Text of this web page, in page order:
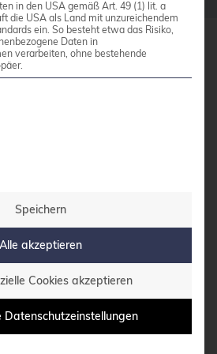
Party
9174200
AUFNEHMEN
in den USA gemäß Art. 49 (1) lit. a
die USA als Land mit unzureichendem
ein. So besteht etwa das Risiko,
Daten in
verarbeiten, ohne bestehende
der Service-Gruppen, für die
Speichern
Alle akzeptieren
Cookies akzeptieren
Datenschutzeinstellungen